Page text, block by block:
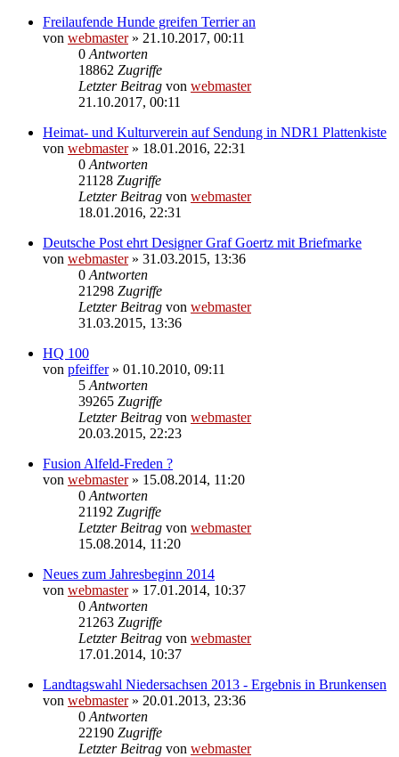
Freilaufende Hunde greifen Terrier an
von webmaster» 21.10.2017, 00:11
0 Antworten
18862 Zugriffe
Letzter Beitrag von webmaster
21.10.2017, 00:11
Heimat- und Kulturverein auf Sendung in NDR1 Plattenkiste
von webmaster» 18.01.2016, 22:31
0 Antworten
21128 Zugriffe
Letzter Beitrag von webmaster
18.01.2016, 22:31
Deutsche Post ehrt Designer Graf Goertz mit Briefmarke
von webmaster» 31.03.2015, 13:36
0 Antworten
21298 Zugriffe
Letzter Beitrag von webmaster
31.03.2015, 13:36
HQ 100
von pfeiffer» 01.10.2010, 09:11
5 Antworten
39265 Zugriffe
Letzter Beitrag von webmaster
20.03.2015, 22:23
Fusion Alfeld-Freden ?
von webmaster» 15.08.2014, 11:20
0 Antworten
21192 Zugriffe
Letzter Beitrag von webmaster
15.08.2014, 11:20
Neues zum Jahresbeginn 2014
von webmaster» 17.01.2014, 10:37
0 Antworten
21263 Zugriffe
Letzter Beitrag von webmaster
17.01.2014, 10:37
Landtagswahl Niedersachsen 2013 - Ergebnis in Brunkensen
von webmaster» 20.01.2013, 23:36
0 Antworten
22190 Zugriffe
Letzter Beitrag von webmaster